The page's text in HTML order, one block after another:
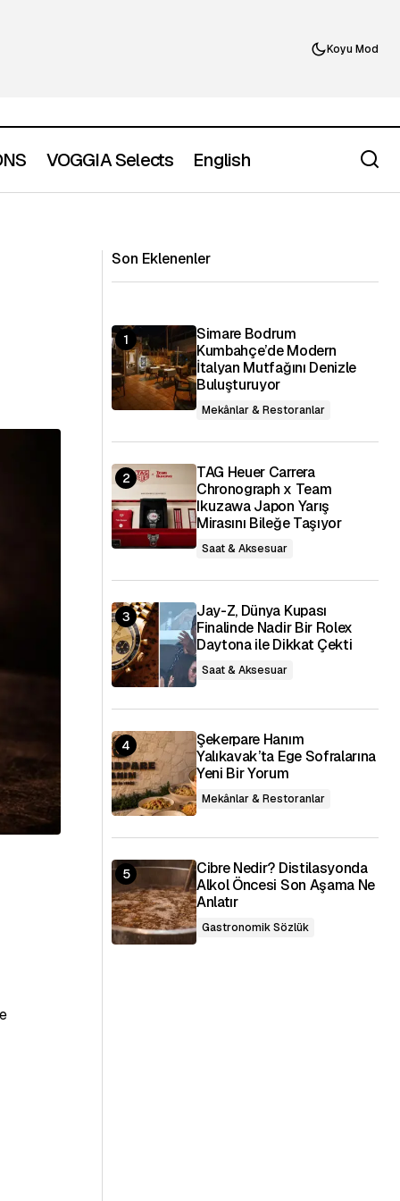
Koyu Mod
VOGGIA Selects English
Yere Sahiptir
Son Eklenenler
Simare Bodrum
Kumbahçe’de Modern
İtalyan Mutfağını Denizle
Buluşturuyor
Mekânlar & Restoranlar
TAG Heuer Carrera
Chronograph x Team
Ikuzawa Japon Yarış
Mirasını Bileğe Taşıyor
Saat & Aksesuar
Jay-Z, Dünya Kupası
Finalinde Nadir Bir Rolex
Daytona ile Dikkat Çekti
Saat & Aksesuar
Şekerpare Hanım
Yalıkavak’ta Ege Sofralarına
Yeni Bir Yorum
Mekânlar & Restoranlar
Cibre Nedir? Distilasyonda
Alkol Öncesi Son Aşama Ne
Anlatır
Gastronomik Sözlük